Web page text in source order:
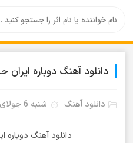
دانلود آهنگ دوباره
دانلود آهنگ شنبه 6 جولای 2024
دانلود آهنگ